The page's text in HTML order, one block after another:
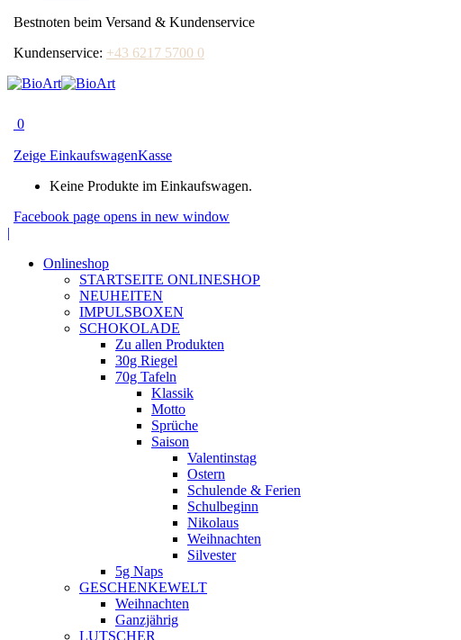
Bestnoten beim Versand & Kundenservice
Kundenservice: +43 6217 5700 0
0
Zeige EinkaufswagenKasse
Keine Produkte im Einkaufswagen.
Facebook page opens in new window
|
Onlineshop
STARTSEITE ONLINESHOP
NEUHEITEN
IMPULSBOXEN
SCHOKOLADE
Zu allen Produkten
30g Riegel
70g Tafeln
Klassik
Motto
Sprüche
Saison
Valentinstag
Ostern
Schulende & Ferien
Schulbeginn
Nikolaus
Weihnachten
Silvester
5g Naps
GESCHENKEWELT
Weihnachten
Ganzjährig
LUTSCHER